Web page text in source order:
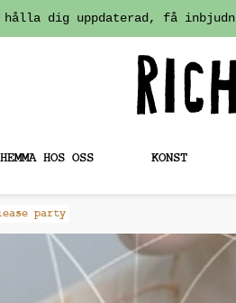
dig uppdaterad, få
HEMMA HOS OSS KONST
party